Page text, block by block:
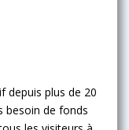
depuis plus de 20
besoin de fonds